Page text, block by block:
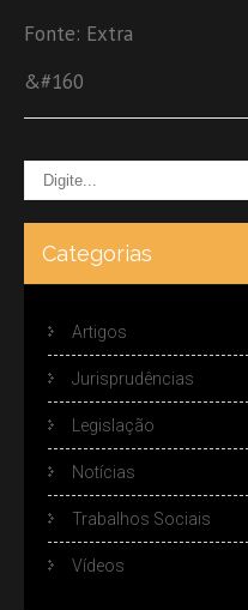
Fonte: Extra
&#160
Categorias
Artigos
Jurisprudências
Legislação
Notícias
Trabalhos Sociais
Vídeos